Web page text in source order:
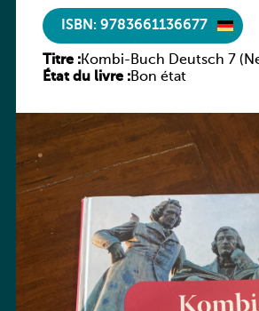
ISBN: 9783661136677
Titre :Kombi-Buch Deutsch 7
Luxemburg)
État du livre :Bon état